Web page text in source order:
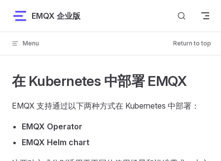
Skip to content
EMQX 企业版
Menu Return to top
在 Kubernetes 中部署 EMQX
EMQX 支持通过以下两种方式在 Kubernetes 中部署：
EMQX Operator
EMQX Helm chart